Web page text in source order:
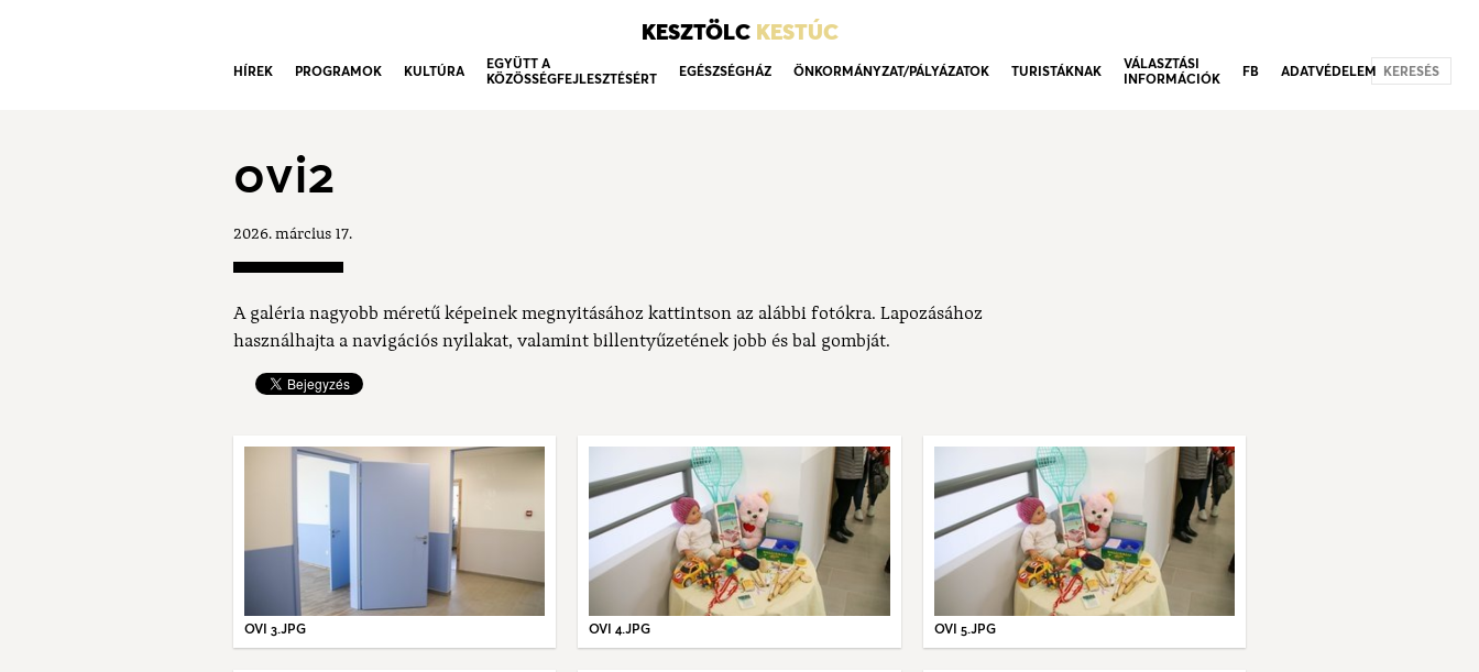
KESZTÖLC KESTÚC
HÍREK PROGRAMOK KULTÚRA
EGYÜTT A
KÖZÖSSÉGFEJLESZTÉSÉRT
EGÉSZSÉGHÁZ ÖNKORMÁNYZAT/PÁLYÁZATOK TURISTÁKNAK
VÁLASZTÁSI
INFORMÁCIÓK
FB ADATVÉDELEM KERESÉS
ovi2
2026. március 17.
A galéria nagyobb méretű képeinek megnyitásához kattintson az alábbi fotókra. Lapozásához
használhajta a navigációs nyilakat, valamint billentyűzetének jobb és bal gombját.
OVI 3.JPG OVI 4.JPG OVI 5.JPG